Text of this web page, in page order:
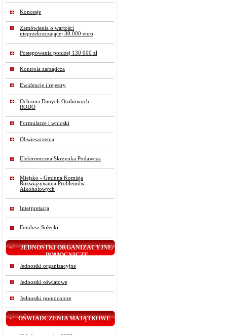
Koncesje
Zamówienia o wartości
nieprzekraczającej 30.000 euro
Postępowania poniżej 130 000 zł
Kontrola zarządcza
Ewidencje i rejestry
Ochrona Danych Osobowych
RODO
Formularze i wnioski
Obwieszczenia
Elektroniczna Skrzynka Podawcza
Miejsko - Gminna Komisja
Rozwiązywania Problemów
Alkoholowych
Interpretacja
Fundusz Sołecki
JEDNOSTKI ORGANIZACYJNE/
POMOCNICZE
Jednostki organizacyjne
Jednostki oświatowe
Jednostki pomocnicze
OŚWIADCZENIA MAJĄTKOWE